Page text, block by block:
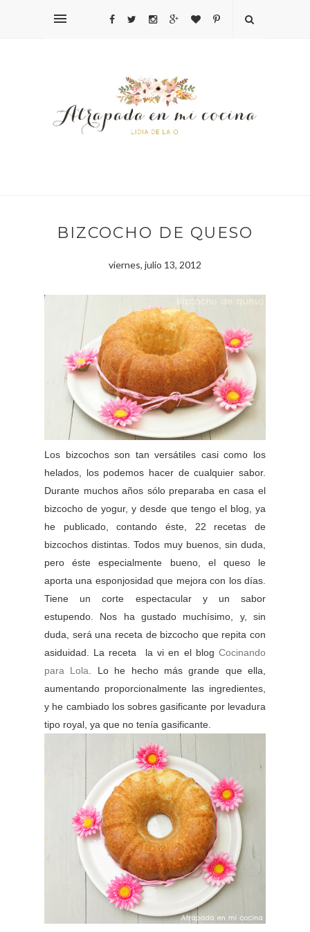
BIZCOCHO DE QUESO
viernes, julio 13, 2012
Los bizcochos son tan versátiles casi como los
helados, los podemos hacer de cualquier sabor.
Durante muchos años sólo preparaba en casa el
bizcocho de yogur, y desde que tengo el blog, ya
he publicado, contando éste, 22 recetas de
bizcochos distintas. Todos muy buenos, sin duda,
pero éste especialmente bueno, el queso le
aporta una esponjosidad que mejora con los días.
Tiene un corte espectacular y un sabor
estupendo. Nos ha gustado muchísimo, y, sin
duda, será una receta de bizcocho que repita con
asiduidad. La receta la vi en el blog Cocinando
para Lola. Lo he hecho más grande que ella,
aumentando proporcionalmente las ingredientes,
y he cambiado los sobres gasificante por levadura
tipo royal, ya que no tenía gasificante.